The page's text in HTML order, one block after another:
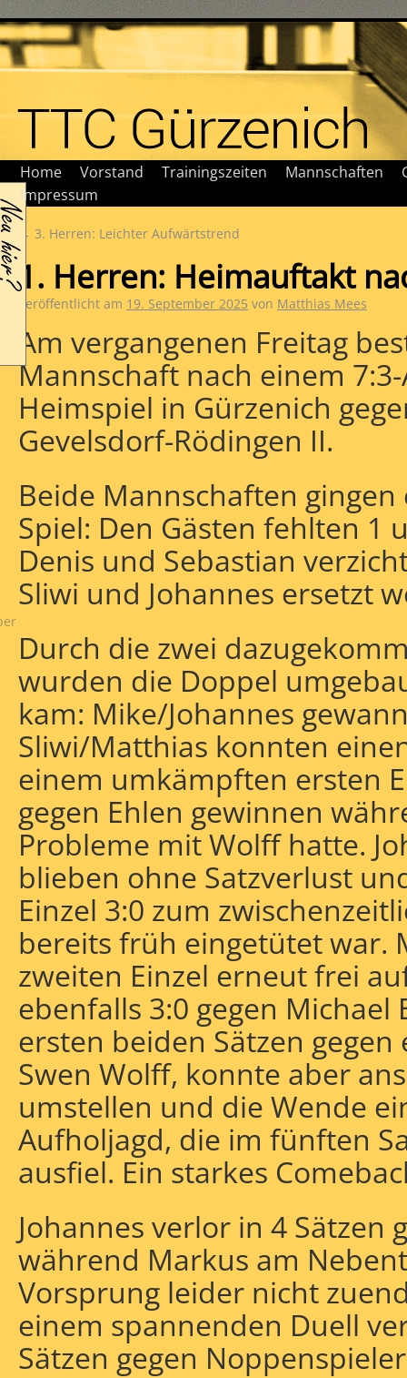
Home Vorstand Trainingszeiten Mannschaften
Impressum
← 3. Herren: Leichter Aufwärtstrend
1. Herren: Heimauftakt
Veröffentlicht am 19. September 2025 von Matthias Mees
Am vergangenen Freitag
Mannschaft nach einem
Heimspiel in Gürzenich
Gevelsdorf-Rödingen II.
Beide Mannschaften
Spiel: Den Gästen fehlten 1
Denis und Sebastian
Sliwi und Johannes ersetzt
Durch die zwei
wurden die Doppel
kam: Mike/Johannes
Sliwi/Matthias konnten
einem umkämpften ersten
gegen Ehlen gewinnen
Probleme mit Wolff hatte.
blieben ohne Satzverlust
Einzel 3:0 zum
bereits früh eingetütet war.
zweiten Einzel erneut frei
ebenfalls 3:0 gegen
ersten beiden Sätzen
Swen Wolff, konnte aber
umstellen und die Wende
Aufholjagd, die im fünften
ausfiel. Ein starkes
Johannes verlor in 4 Sätzen
während Markus am
Vorsprung leider nicht
einem spannenden Duell
Sätzen gegen